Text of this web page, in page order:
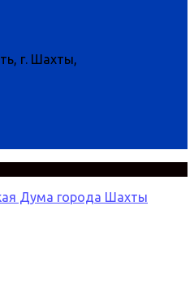
г. Шахты,
Дума города Шахты